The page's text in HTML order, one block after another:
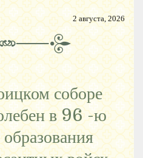
2 августа, 2026
соборе
в 96 -ю